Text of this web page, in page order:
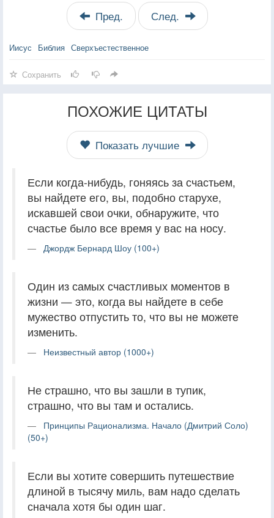
Пред. След.
Иисус Библия Сверхъестественное
Сохранить
ПОХОЖИЕ ЦИТАТЫ
Показать лучшие
Если когда-нибудь, гоняясь за счастьем,
вы найдете его, вы, подобно старухе,
искавшей свои очки, обнаружите, что
счастье было все время у вас на носу.
Джордж Бернард Шоу (100+)
Один из самых счастливых моментов в
жизни — это, когда вы найдете в себе
мужество отпустить то, что вы не можете
изменить.
Неизвестный автор (1000+)
Не страшно, что вы зашли в тупик,
страшно, что вы там и остались.
Принципы Рационализма. Начало (Дмитрий Соло)
(50+)
Если вы хотите совершить путешествие
длиной в тысячу миль, вам надо сделать
сначала хотя бы один шаг.